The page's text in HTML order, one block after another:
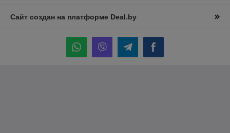
Сайт создан на платформе Deal.by